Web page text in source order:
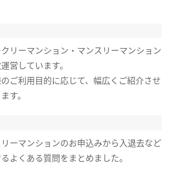
リーマンション・マンスリーマンション
営しています。
ご利用目的に応じて、幅広くご紹介させ
す。
ーマンションのお申込みから入退去など
よくある質問をまとめました。